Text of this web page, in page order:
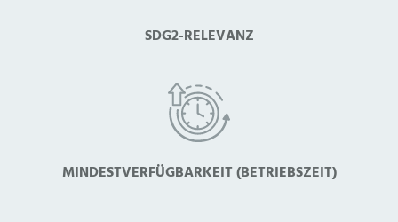
SDG2-RELEVANZ
MINDESTVERFÜGBARKEIT (BETRIEBSZEIT)